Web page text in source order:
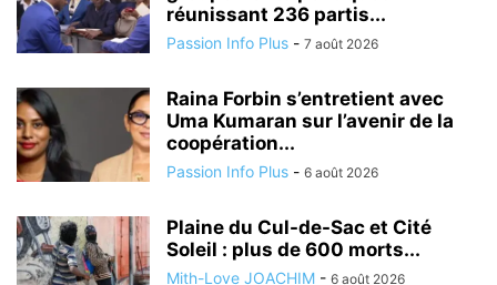
réunissant 236 partis...
Passion Info Plus - 7 août 2026
Raina Forbin s’entretient avec
Uma Kumaran sur l’avenir de la
coopération...
Passion Info Plus - 6 août 2026
Plaine du Cul-de-Sac et Cité
Soleil : plus de 600 morts...
Mith-Love JOACHIM - 6 août 2026